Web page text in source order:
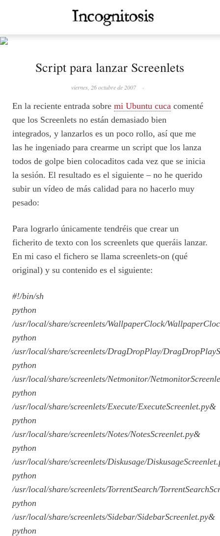
Script para lanzar Screenlets
viernes, 26 octubre de 2007 ·
En la reciente entrada sobre mi Ubuntu cuca comenté
que los Screenlets no están demasiado bien
integrados, y lanzarlos es un poco rollo, así que me
las he ingeniado para crearme un script que los lanza
todos de golpe bien colocaditos cada vez que se inicia
la sesión. El resultado es el siguiente – no he querido
subir un vídeo de más calidad para no hacerlo muy
pesado:
Para lograrlo únicamente tendréis que crear un
ficherito de texto con los screenlets que queráis lanzar.
En mi caso el fichero se llama screenlets-on (qué
original) y su contenido es el siguiente:
#!/bin/sh
python
/usr/local/share/screenlets/WallpaperClock/
python
/usr/local/share/screenlets/DragDropPlay/
python
/usr/local/share/screenlets/Netmonitor/
python
/usr/local/share/screenlets/Execute/ExecuteScreenlet.py&
python
/usr/local/share/screenlets/Notes/NotesScreenlet.py&
python
/usr/local/share/screenlets/Diskusage/
python
/usr/local/share/screenlets/TorrentSearch/
python
/usr/local/share/screenlets/Sidebar/SidebarScreenlet.py&
python